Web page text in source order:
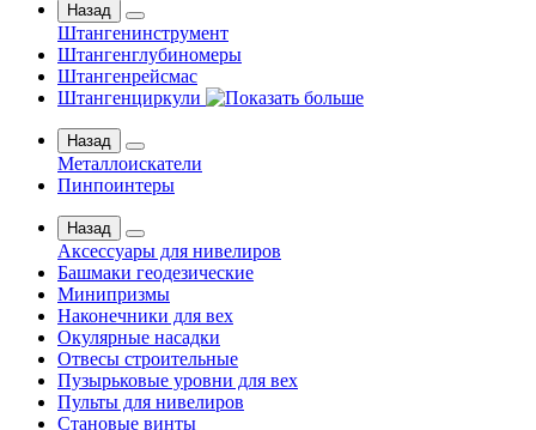
Назад
Штангенинструмент
Штангенглубиномеры
Штангенрейсмас
Штангенциркули
Назад
Металлоискатели
Пинпоинтеры
Назад
Аксессуары для нивелиров
Башмаки геодезические
Минипризмы
Наконечники для вех
Окулярные насадки
Отвесы строительные
Пузырьковые уровни для вех
Пульты для нивелиров
Становые винты